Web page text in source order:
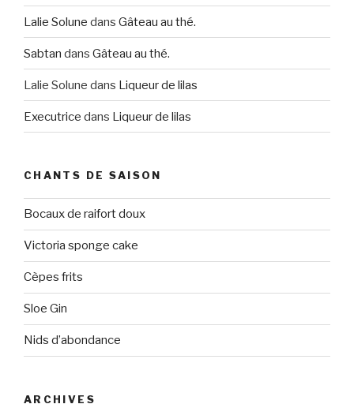
Lalie Solune dans Gâteau au thé.
Sabtan dans Gâteau au thé.
Lalie Solune dans Liqueur de lilas
Executrice dans Liqueur de lilas
CHANTS DE SAISON
Bocaux de raifort doux
Victoria sponge cake
Cèpes frits
Sloe Gin
Nids d’abondance
ARCHIVES